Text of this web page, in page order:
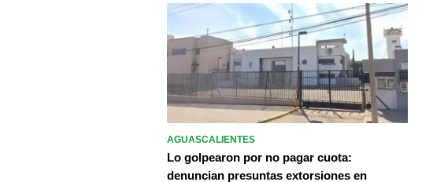
AGUASCALIENTES
Lo golpearon por no pagar cuota:
denuncian presuntas extorsiones en